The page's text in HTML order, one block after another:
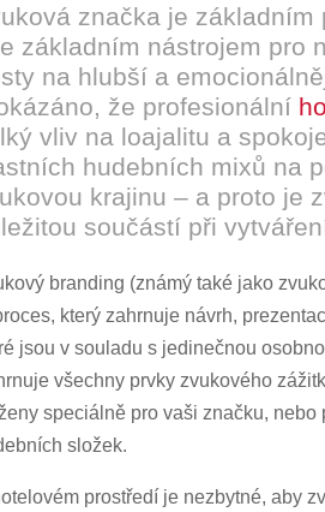
značka je základním
základním nástrojem pro
na hlubší a
že profesionální
vliv na loajalitu a
hudebních mixů na
krajinu – a proto je
součástí při
branding (známý také jako
který zahrnuje návrh,
jsou v souladu s jedinečnou
všechny prvky zvukového
speciálně pro vaši značku,
složek.
prostředí je nezbytné, aby